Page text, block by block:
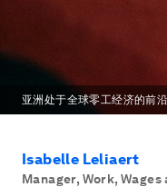
亚洲处于全球零工经济的前沿
Isabelle Leliaert
Manager, Work,